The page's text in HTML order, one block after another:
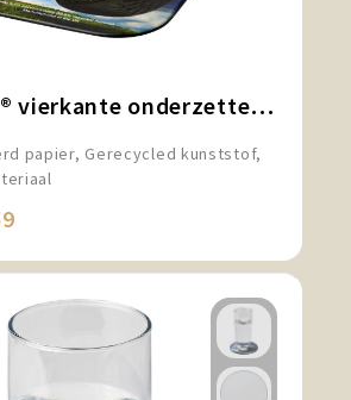
Brite-Mat® vierkante onderzetter met bandmateriaal
papier, Gerecycled kunststof,